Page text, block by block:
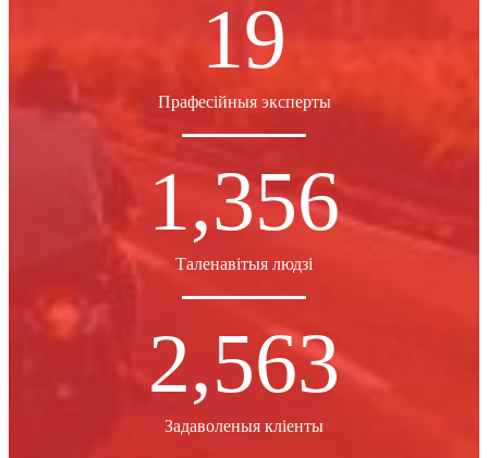
19
Прафесійныя эксперты
1,356
Таленавітыя людзі
2,563
Задаволеныя кліенты